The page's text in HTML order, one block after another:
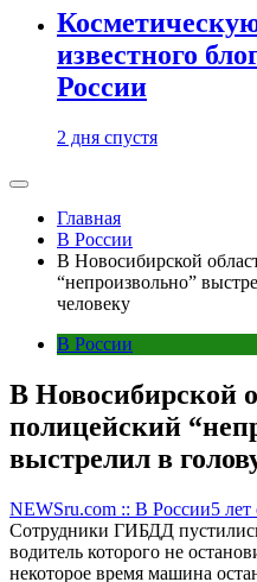
известного
России
2 дня спустя
Главная
В России
В Новосибирской
“непроизвольно”
человеку
В России
В Новосибирской
полицейский
выстрелил в
NEWSru.com :: В России5 лет
Сотрудники ГИБДД
водитель которого не
некоторое время машина